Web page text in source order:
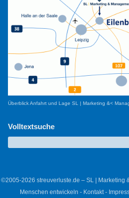
Überblick Anfahrt und Lage SL | Marketing &<
Volltextsuche
©2005-2026 streuverluste.de – SL | Marketing
Menschen entwickeln - Kontakt-